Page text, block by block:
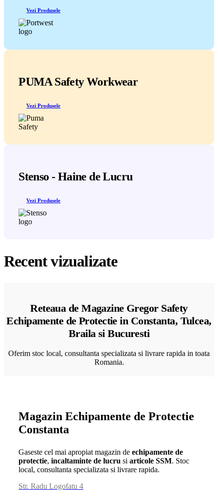
Vezi Produsele
PUMA Safety Workwear
Vezi Produsele
Stenso - Haine de Lucru
Vezi Produsele
Recent vizualizate
Reteaua de Magazine Gregor Safety
Echipamente de Protectie in Constanta, Tulcea,
Braila si Bucuresti
Oferim stoc local, consultanta specializata si livrare rapida in toata
Romania.
Magazin Echipamente de Protectie
Constanta
Gaseste cel mai apropiat magazin deechipamente de
protectie,incaltaminte de lucru siarticole SSM. Stoc
local, consultanta specializata si livrare rapida.
Str. Radu Logofatu 4